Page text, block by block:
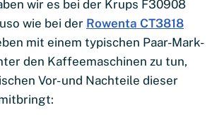
wir es bei der Krups F30908
wie bei der Rowenta CT3818
mit einem typischen Paar-Mark-
den Kaffeemaschinen zu tun,
Vor- und Nachteile dieser